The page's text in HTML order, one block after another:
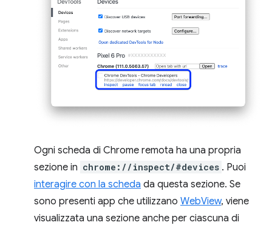
Ogni scheda di Chrome remota ha una propria
sezione in chrome://inspect/#devices . Puoi
interagire con la scheda da questa sezione. Se
sono presenti app che utilizzano WebView, viene
visualizzata una sezione anche per ciascuna di